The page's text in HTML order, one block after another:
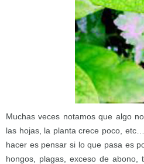
Muchas veces notamos que algo
las hojas, la planta crece poco,
hacer es pensar si lo que pasa es
hongos, plagas, exceso de abono,